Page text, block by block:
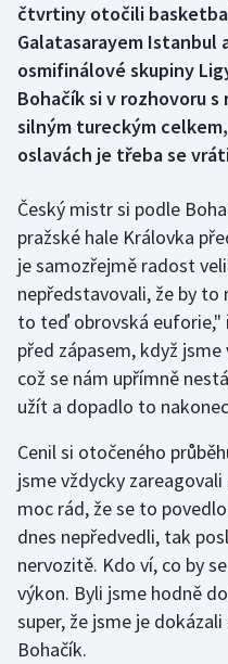
Box
Curling
Dostihy
Futsal
Golf
Gymnastika
Házená
Judo
Krasobruslení
Lezení
Lyže a snowboard
čtvrtiny otočili
Galatasarayem Istanbul
osmifinálové skupiny
Bohačík si v rozhovoru
silným tureckým
oslavách je třeba se
Český mistr si podle
pražské hale Královka
je samozřejmě radost
nepředstavovali, že by
to teď obrovská
před zápasem, když
což se nám upřímně
užít a dopadlo to
Cenil si otočeného
jsme vždycky
moc rád, že se to
dnes nepředvedli, tak
nervozitě. Kdo ví, co by
výkon. Byli jsme hodně
super, že jsme je
Bohačík.